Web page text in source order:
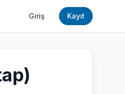
Giriş Kayıt